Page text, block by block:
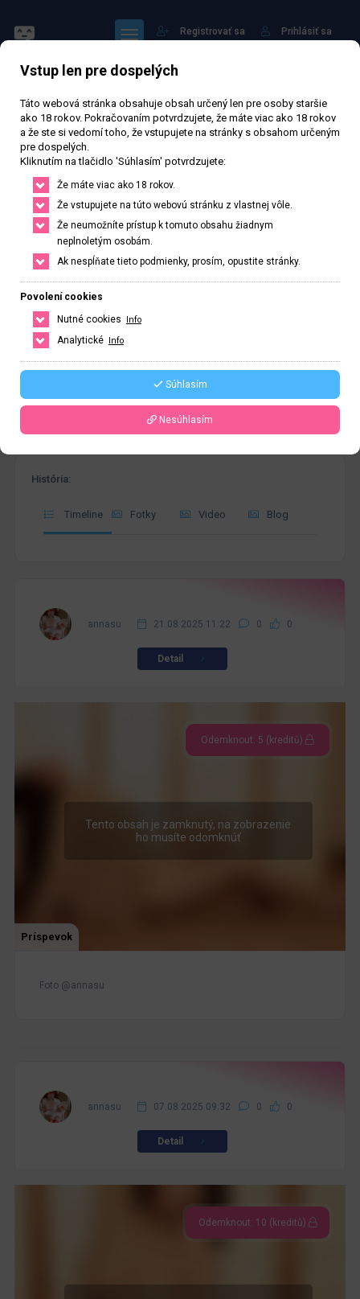
Prihlásiť sa
Registrovať sa
annasu
Verejný profil
1 Počet sledujících
História:
Timeline Fotky Video Blog
annasu 21.08.2025 11:22 0 0
Detail
Odemknout: 5 (kreditů)
Tento obsah je zamknutý, na zobrazenie
ho musíte odomknúť
Príspevok
Foto @annasu
annasu 07.08.2025 09:32 0 0
Detail
Odemknout: 10 (kreditů)
Vstup len pre dospelých
Táto webová stránka obsahuje obsah určený len pre osoby staršie
ako 18 rokov. Pokračovaním potvrdzujete, že máte viac ako 18 rokov
a že ste si vedomí toho, že vstupujete na stránky s obsahom určeným
pre dospelých.
Kliknutím na tlačidlo 'Súhlasím' potvrdzujete:
Že máte viac ako 18 rokov.
Že vstupujete na túto webovú stránku z vlastnej vôle.
Že neumožníte prístup k tomuto obsahu žiadnym
neplnoletým osobám.
Ak nespĺňate tieto podmienky, prosím, opustite stránky.
Povolení cookies
Nutné cookies
Info
Analytické Info
Súhlasím
Nesúhlasím